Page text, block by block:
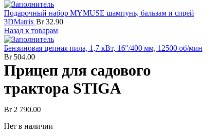
Подарочный набор MYMUSE шампунь, бальзам и спрей
3DMatrix Br32.90
Назад к товарам
Бензиновая цепная пила, 1,7 кВт, 16"/400 мм, 12500 об/мин
Br504.00
Прицеп для садового
трактора STIGA
Br2 790.00
Нет в наличии